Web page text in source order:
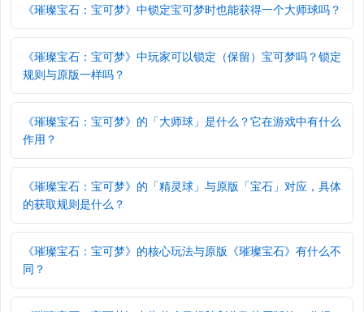
《璀璨宝石：宝可梦》中锁定宝可梦时也能获得一个大师球吗？
《璀璨宝石：宝可梦》中玩家可以锁定（保留）宝可梦吗？锁定
规则与原版一样吗？
《璀璨宝石：宝可梦》的「大师球」是什么？它在游戏中有什么
作用？
《璀璨宝石：宝可梦》的「精灵球」与原版「宝石」对应，具体
的获取规则是什么？
《璀璨宝石：宝可梦》的核心玩法与原版《璀璨宝石》有什么不
同？